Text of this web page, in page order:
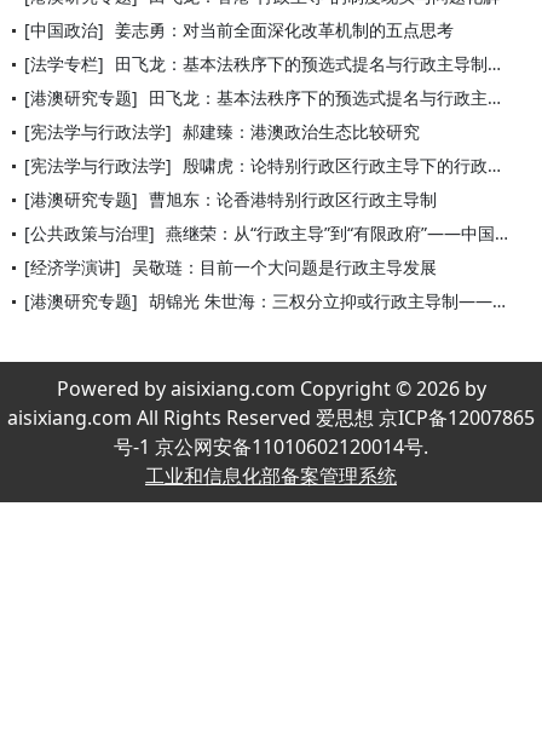
[中国政治] 姜志勇：对当前全面深化改革机制的五点思考
[法学专栏] 田飞龙：基本法秩序下的预选式提名与行政主导制的演化
[港澳研究专题] 田飞龙：基本法秩序下的预选式提名与行政主导制的演化
[宪法学与行政法学] 郝建臻：港澳政治生态比较研究
[宪法学与行政法学] 殷啸虎：论特别行政区行政主导下的行政权控制与监督
[港澳研究专题] 曹旭东：论香港特别行政区行政主导制
[公共政策与治理] 燕继荣：从“行政主导”到“有限政府”——中国政府改革的方向与
[经济学演讲] 吴敬琏：目前一个大问题是行政主导发展
[港澳研究专题] 胡锦光 朱世海：三权分立抑或行政主导制——论香港特别行政区政
Powered by aisixiang.com Copyright © 2026 by
aisixiang.com All Rights Reserved 爱思想 京ICP备12007865
号-1 京公网安备11010602120014号.
工业和信息化部备案管理系统